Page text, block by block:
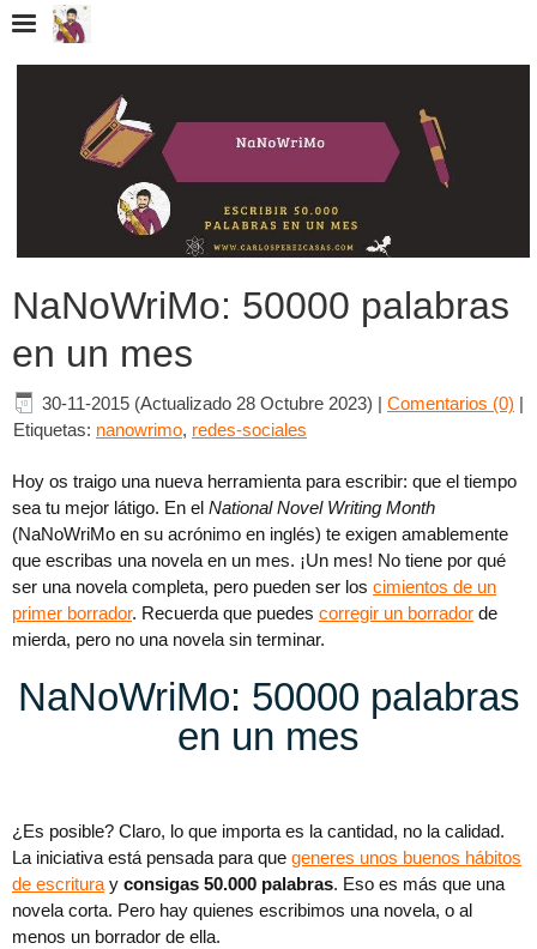
NaNoWriMo: 50000 palabras
en un mes
30-11-2015 (Actualizado 28 Octubre 2023) | Comentarios (0) |
Etiquetas: nanowrimo, redes-sociales
Hoy os traigo una nueva herramienta para escribir: que el tiempo
sea tu mejor látigo. En el National Novel Writing Month
(NaNoWriMo en su acrónimo en inglés) te exigen amablemente
que escribas una novela en un mes. ¡Un mes! No tiene por qué
ser una novela completa, pero pueden ser los cimientos de un
primer borrador. Recuerda que puedes corregir un borrador de
mierda, pero no una novela sin terminar.
NaNoWriMo: 50000 palabras
en un mes
¿Es posible? Claro, lo que importa es la cantidad, no la calidad.
La iniciativa está pensada para que generes unos buenos hábitos
de escrituray consigas 50.000 palabras. Eso es más que una
novela corta. Pero hay quienes escribimos una novela, o al
menos un borrador de ella.